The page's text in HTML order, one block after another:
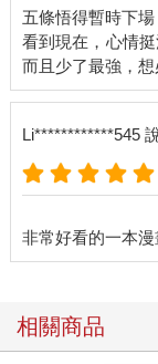
五條悟得暫時下
看到現在，心情
Li************545
相關商品